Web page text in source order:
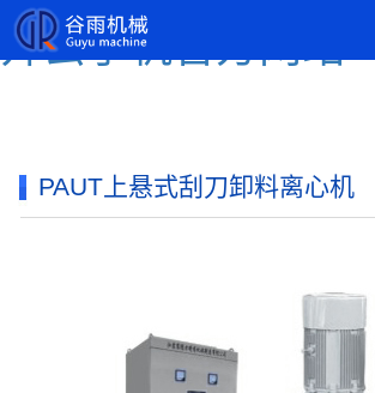
开云手机官方网站
PAUT上悬式刮刀卸料离心机